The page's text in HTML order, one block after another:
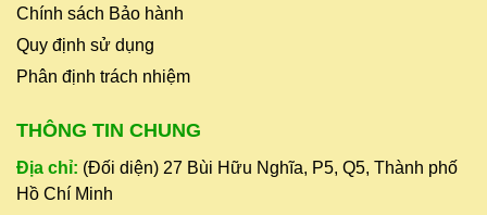
Chính sách Bảo hành
Quy định sử dụng
Phân định trách nhiệm
THÔNG TIN CHUNG
Địa chỉ: (Đối diện) 27 Bùi Hữu Nghĩa, P5, Q5, Thành phố
Hồ Chí Minh